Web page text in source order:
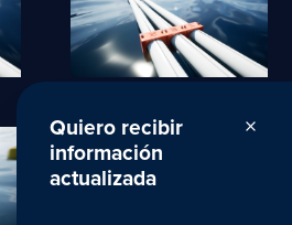
Quiero recibir
información
actualizada
close